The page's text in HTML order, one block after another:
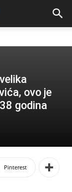
ovo je
godina
Pinterest